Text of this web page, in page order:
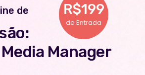
Manager
de R$199
de Entrada